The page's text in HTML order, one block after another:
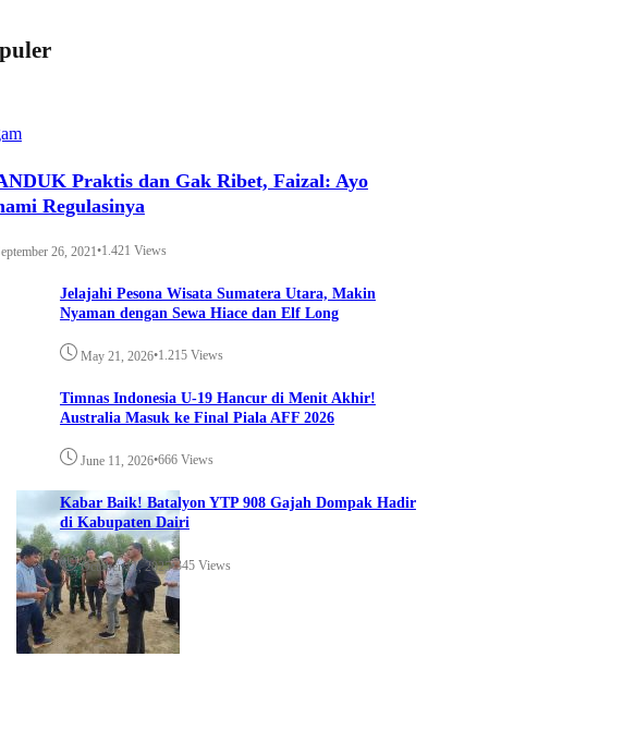
Praktis dan Gak Ribet, Faizal: Ayo
Regulasinya
26, 2021•1.421 Views
Jelajahi Pesona Wisata Sumatera Utara, Makin
Nyaman dengan Sewa Hiace dan Elf Long
May 21, 2026•1.215 Views
Timnas Indonesia U-19 Hancur di Menit Akhir!
Australia Masuk ke Final Piala AFF 2026
June 11, 2026•666 Views
Kabar Baik! Batalyon YTP 908 Gajah Dompak Hadir
di Kabupaten Dairi
October 11, 2025•345 Views